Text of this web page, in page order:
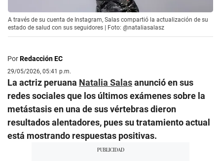
A través de su cuenta de Instagram, Salas compartió la actualización de su
estado de salud con sus seguidores | Foto: @nataliasalasz
PorRedacción EC
29/05/2026, 05:41 p.m.
La actriz peruana Natalia Salasanunció en sus
redes sociales que los últimos exámenes sobre la
metástasis en una de sus vértebras dieron
resultados alentadores, pues su tratamiento actual
está mostrando respuestas positivas.